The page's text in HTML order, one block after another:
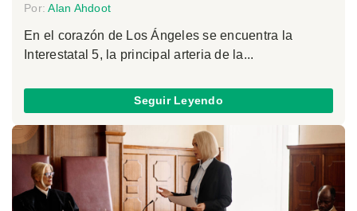
Por:Alan Ahdoot
En el corazón de Los Ángeles se encuentra la
Interestatal 5, la principal arteria de la...
Seguir Leyendo